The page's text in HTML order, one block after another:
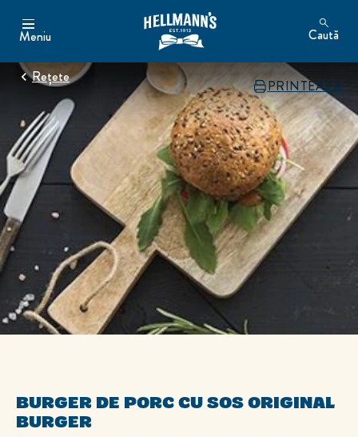
Meniu Caută
Rețete
BURGER DE PORC CU SOS ORIGINAL
BURGER
PRINTEAZĂ